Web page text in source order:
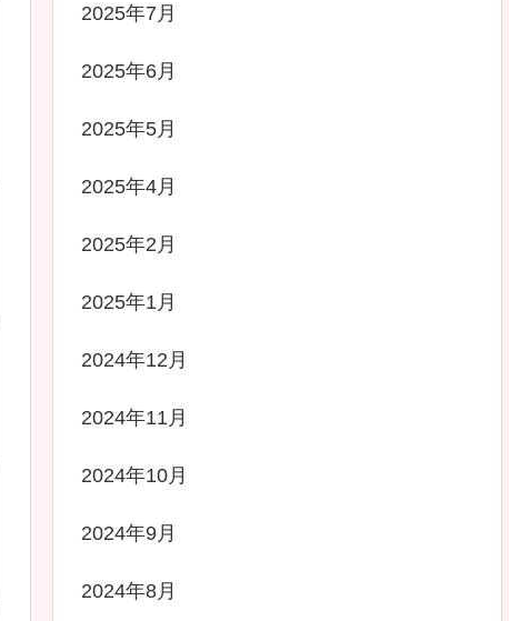
2025年7月
2025年6月
2025年5月
2025年4月
2025年2月
2025年1月
2024年12月
2024年11月
2024年10月
2024年9月
2024年8月